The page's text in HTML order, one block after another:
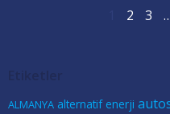
PagePage
2 3
ALMANYA alternatif enerji